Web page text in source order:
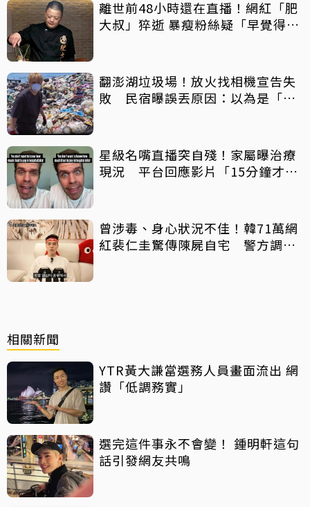
離世前48小時還在直播！網紅「肥
大叔」猝逝 暴瘦粉絲疑「早覺得不
翻澎湖垃圾場！放火找相機宣告失
敗 民宿曝誤丟原因：以為是「按
星級名嘴直播突自殘！家屬曝治療
現況 平台回應影片「15分鐘才下
曾涉毒、身心狀況不佳！韓71萬網
紅裴仁圭驚傳陳屍自宅 警方調查
相關新聞
YTR黃大謙當選務人員畫面流出 網
讚「低調務實」
選完這件事永不會變！ 鍾明軒這句
話引發網友共鳴